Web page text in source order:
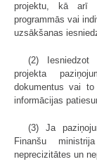
projektu, kā arī
programmās vai
uzsākšanas
(2) Iesniedzot
projekta
dokumentus vai
informācijas
(3) Ja
Finanšu
neprecizitātes un